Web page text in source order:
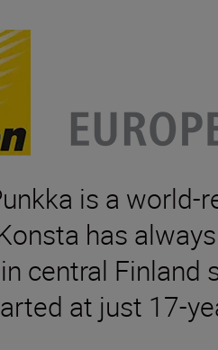
is a
has
central
at just 17-